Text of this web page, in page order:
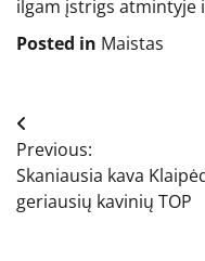
ilgam įstrigs atmintyje
Posted in Maistas
Navigacija
tarp
įrašų
Previous:
Skaniausia kava
geriausių kavinių TOP